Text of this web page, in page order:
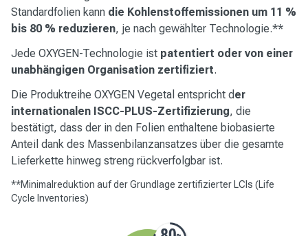
Standardfolien kann die Kohlenstoffemissionen um 11 %
bis 80 % reduzieren, je nach gewählter Technologie.**
Jede OXYGEN-Technologie ist patentiert oder von einer
unabhängigen Organisation zertifiziert.
Die Produktreihe OXYGEN Vegetal entspricht der
internationalen ISCC-PLUS-Zertifizierung, die
bestätigt, dass der in den Folien enthaltene biobasierte
Anteil dank des Massenbilanzansatzes über die gesamte
Lieferkette hinweg streng rückverfolgbar ist.
**Minimalreduktion auf der Grundlage zertifizierter LCIs (Life
Cycle Inventories)